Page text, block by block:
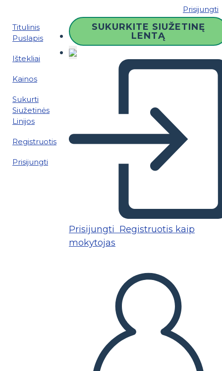
Prisijungti
Titulinis
Puslapis
Ištekliai
Kainos
Sukurti
Siužetinės
Linijos
Registruotis
Prisijungti
SUKURKITE SIUŽETINĘ
LENTĄ
Prisijungti Registruotis kaip
mokytojas